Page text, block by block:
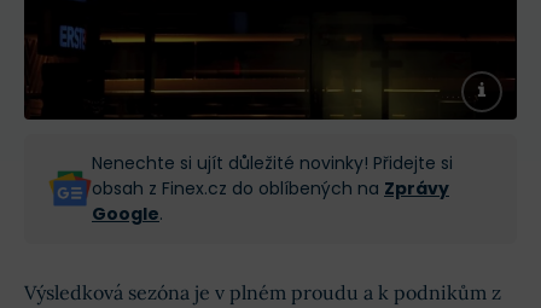
Nenechte si ujít důležité novinky! Přidejte si
obsah z Finex.cz do oblíbených na Zprávy
Google.
Výsledková sezóna je v plném proudu a k podnikům z